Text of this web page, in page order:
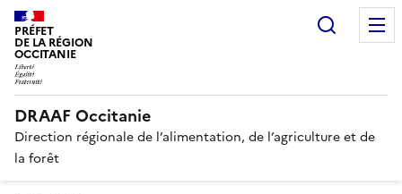
PRÉFET
DE LA RÉGION
OCCITANIE
DRAAF Occitanie
Direction régionale de l’alimentation, de l’agriculture et de
la forêt